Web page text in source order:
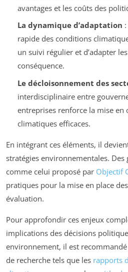
avantages et les coûts des
La dynamique d’adaptation
rapide des conditions
un suivi régulier et d’adapter
conséquence.
Le décloisonnement des
interdisciplinaire entre
entreprises renforce la mise
climatiques efficaces.
En intégrant ces éléments, il
stratégies environnementales.
comme celui proposé par Objectif
pratiques pour la mise en place
évaluation.
Pour approfondir ces enjeux
implications des décisions
environnement, il est
de recherche tels que les rapports